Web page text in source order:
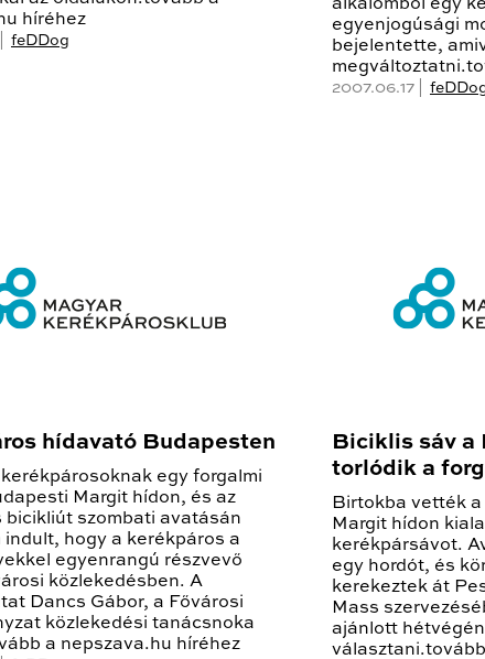
híréhez
feDDog
alkalomból egy
egyenjogúsági
bejelentette,
2007.06.17 |
hídavató Budapesten
egy forgalmi
Margit hídon, és az
bicikliút szombati avatásán
indult, hogy a kerékpáros a
egyenrangú részvevő
közlekedésben. A
Dancs Gábor, a Fővárosi
közlekedési tanácsnoka
a nepszava.hu híréhez
Biciklis sáv a
torlódik a
Birtokba vették
Margit hídon
kerékpársávot.
egy hordót, és
kerekeztek át
Mass
ajánlott